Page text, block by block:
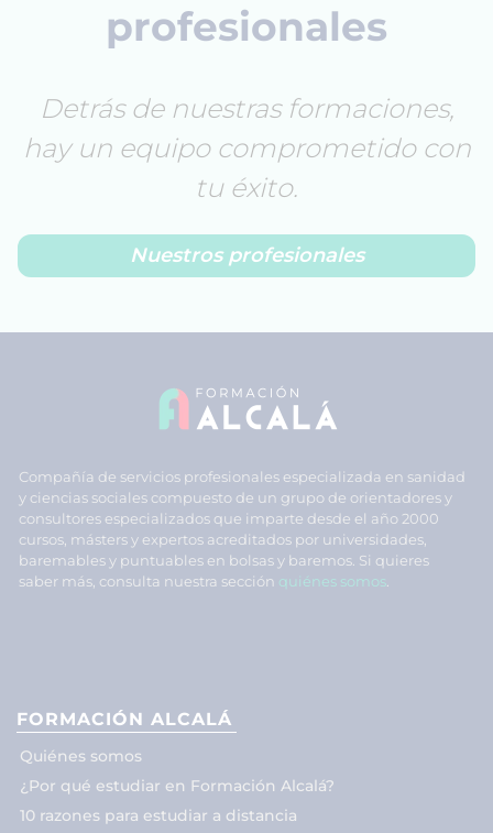
profesionales
Detrás de nuestras formaciones,
hay un equipo comprometido con
tu éxito.
Nuestros profesionales
Compañía de servicios profesionales especializada en sanidad
y ciencias sociales compuesto de un grupo de orientadores y
consultores especializados que imparte desde el año 2000
cursos, másters y expertos acreditados por universidades,
baremables y puntuables en bolsas y baremos. Si quieres
saber más, consulta nuestra sección quiénes somos
FORMACIÓN ALCALÁ
Quiénes somos
¿Por qué estudiar en Formación Alcalá?
10 razones para estudiar a distancia